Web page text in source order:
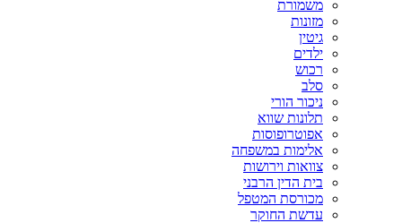
משמורת
מזונות
גיטין
ילדים
רכוש
סלב
ניכור הורי
תלונות שווא
אפוטרופוסות
אלימות במשפחה
צוואות וירושות
בית הדין הרבני
מכורסת המטפל
עדשת החוקר